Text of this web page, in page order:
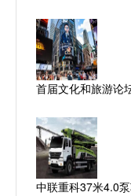
首届文化和旅游论
中联重科37米4.0